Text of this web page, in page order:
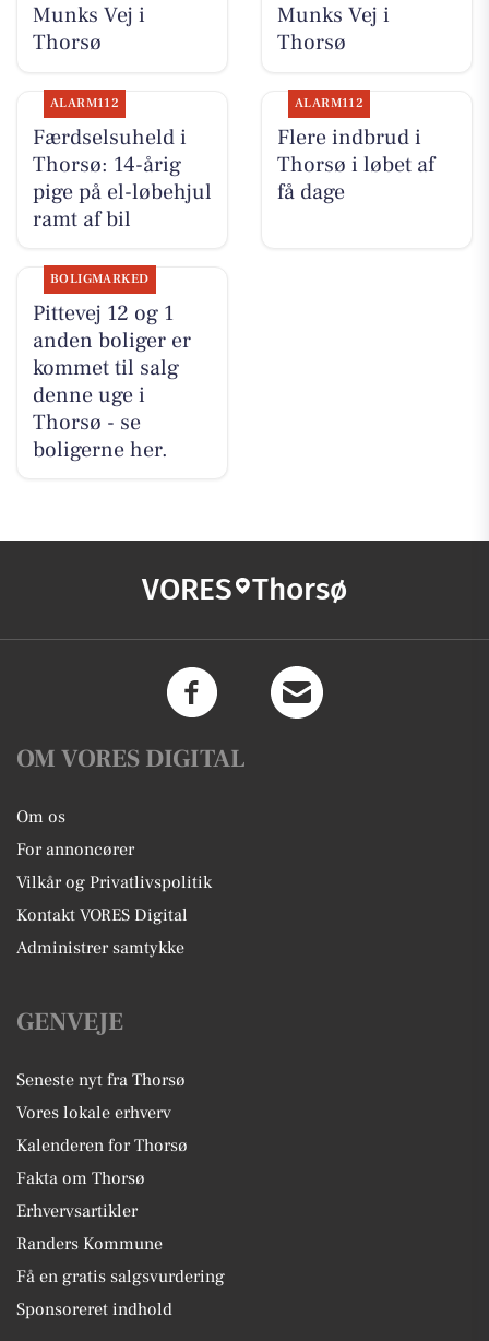
Munks Vej i
Thorsø
Munks Vej i
Thorsø
ALARM112
Færdselsuheld i
Thorsø: 14-årig
pige på el-løbehjul
ramt af bil
ALARM112
Flere indbrud i
Thorsø i løbet af
få dage
BOLIGMARKED
Pittevej 12 og 1
anden boliger er
kommet til salg
denne uge i
Thorsø - se
boligerne her.
VORES Thorsø
OM VORES DIGITAL
Om os
For annoncører
Vilkår og Privatlivspolitik
Kontakt VORES Digital
Administrer samtykke
GENVEJE
Seneste nyt fra Thorsø
Vores lokale erhverv
Kalenderen for Thorsø
Fakta om Thorsø
Erhvervsartikler
Randers Kommune
Få en gratis salgsvurdering
Sponsoreret indhold